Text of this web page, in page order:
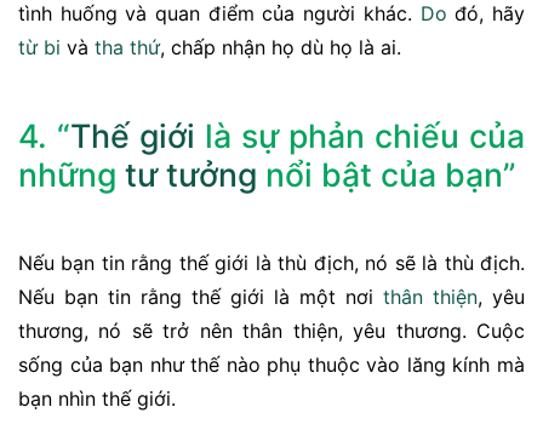
tình huống và quan điểm của người khác. Do đó, hãy
từ bi và tha thứ, chấp nhận họ dù họ là ai.
4. “Thế giới là sự phản chiếu của
những tư tưởng nổi bật của bạn”
Nếu bạn tin rằng thế giới là thù địch, nó sẽ là thù địch.
Nếu bạn tin rằng thế giới là một nơi thân thiện, yêu
thương, nó sẽ trở nên thân thiện, yêu thương. Cuộc
sống của bạn như thế nào phụ thuộc vào lăng kính mà
bạn nhìn thế giới.